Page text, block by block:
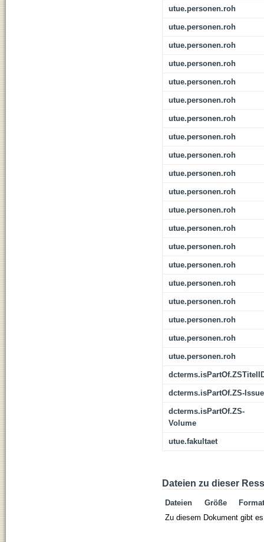
utue.personen.roh
utue.personen.roh
utue.personen.roh
utue.personen.roh
utue.personen.roh
utue.personen.roh
utue.personen.roh
utue.personen.roh
utue.personen.roh
utue.personen.roh
utue.personen.roh
utue.personen.roh
utue.personen.roh
utue.personen.roh
utue.personen.roh
utue.personen.roh
utue.personen.roh
utue.personen.roh
utue.personen.roh
utue.personen.roh
dcterms.isPartOf.ZS-Issue
dcterms.isPartOf.ZS-
Volume
utue.fakultaet
Dateien zu dieser
Dateien Größe
Format
Zu diesem Dokument gibt